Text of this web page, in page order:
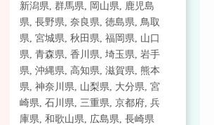
新潟県,群馬県, 岡山県, 鹿児島
県,長野県,奈良県,徳島県,鳥取
県,宮城県,秋田県,福岡県, 山口
県,青森県,香川県,埼玉県,岩手
県,沖縄県, 高知県,滋賀県,熊本
県,神奈川県, 山梨県, 大分県,宮
崎県,石川県,三重県,京都府,兵
庫県,和歌山県, 広島県,長崎県